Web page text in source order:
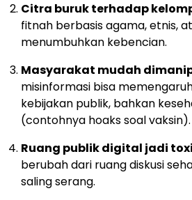
Citra buruk terhadap
fitnah berbasis agama, etnis,
menumbuhkan kebencian.
Masyarakat mudah
misinformasi bisa
kebijakan publik, bahkan
(contohnya hoaks soal vaksin).
Ruang publik digital jadi
berubah dari ruang diskusi
saling serang.